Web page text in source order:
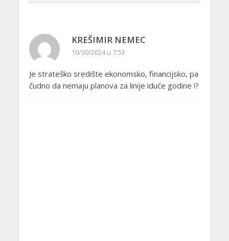
KREŠIMIR NEMEC
10/30/2024 u 7:53
Je strateško središte ekonomsko, financijsko, pa
čudno da nemaju planova za linije iduće godine !?